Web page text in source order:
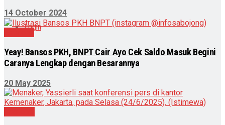
Login
14 October 2024
Yeay! Bansos PKH, BNPT Cair Ayo Cek Saldo Masuk Begini
Caranya Lengkap dengan Besarannya
20 May 2025